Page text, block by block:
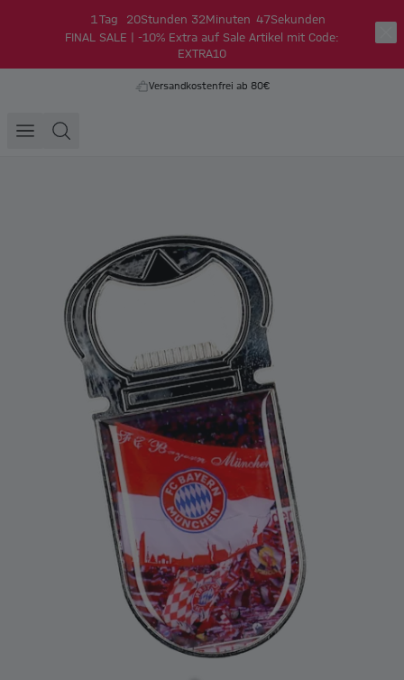
1Tag 20Stunden 32Minuten 46Sekunden
FINAL SALE | -10% Extra auf Sale Artikel mit Code:
EXTRA10
Versandkostenfrei ab 80€